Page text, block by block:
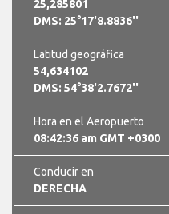
25,285801
DMS: 25°17'8.8836''
Latitud geográfica
54,634102
DMS: 54°38'2.7672''
Hora en el Aeropuerto
08:42:37 am GMT +0300
Conducir en
DERECHA